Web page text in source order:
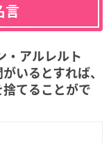
言
・アルレルト
いるとすれば、
てることがで